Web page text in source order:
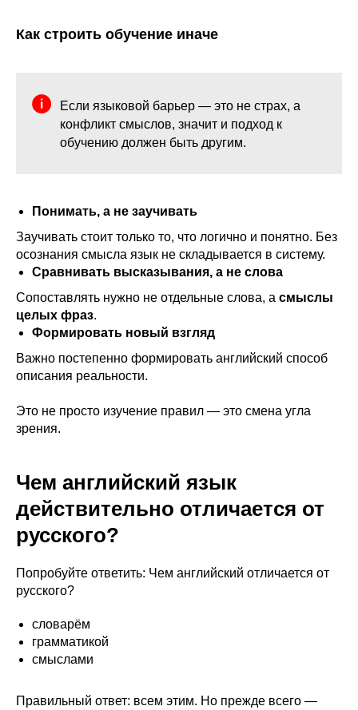
Как строить обучение иначе
Если языковой барьер — это не страх, а
конфликт смыслов, значит и подход к
обучению должен быть другим.
Понимать, а не заучивать
Заучивать стоит только то, что логично и понятно. Без
осознания смысла язык не складывается в систему.
Сравнивать высказывания, а не слова
Сопоставлять нужно не отдельные слова, а смыслы
целых фраз.
Формировать новый взгляд
Важно постепенно формировать английский способ
описания реальности.
Это не просто изучение правил — это смена угла
зрения.
Чем английский язык
действительно отличается от
русского?
Попробуйте ответить: Чем английский отличается от
русского?
словарём
грамматикой
смыслами
Правильный ответ: всем этим. Но прежде всего —